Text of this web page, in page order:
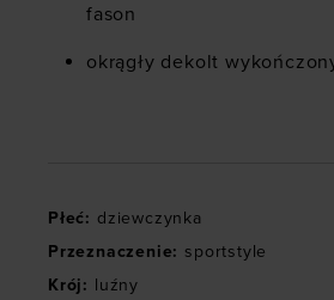
fason
okrągły dekolt
Płeć: dziewczynka
Przeznaczenie: sportstyle
Krój: luźny